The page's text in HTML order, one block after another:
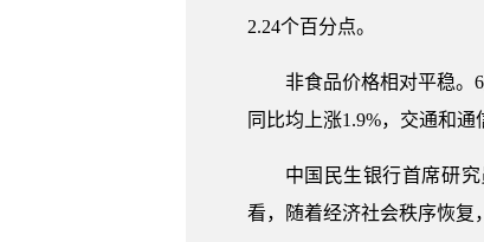
2.24个百分点。
非食品价格相对平稳。
同比均上涨1.9%，交通和通
中国民生银行首席研
看，随着经济社会秩序恢复